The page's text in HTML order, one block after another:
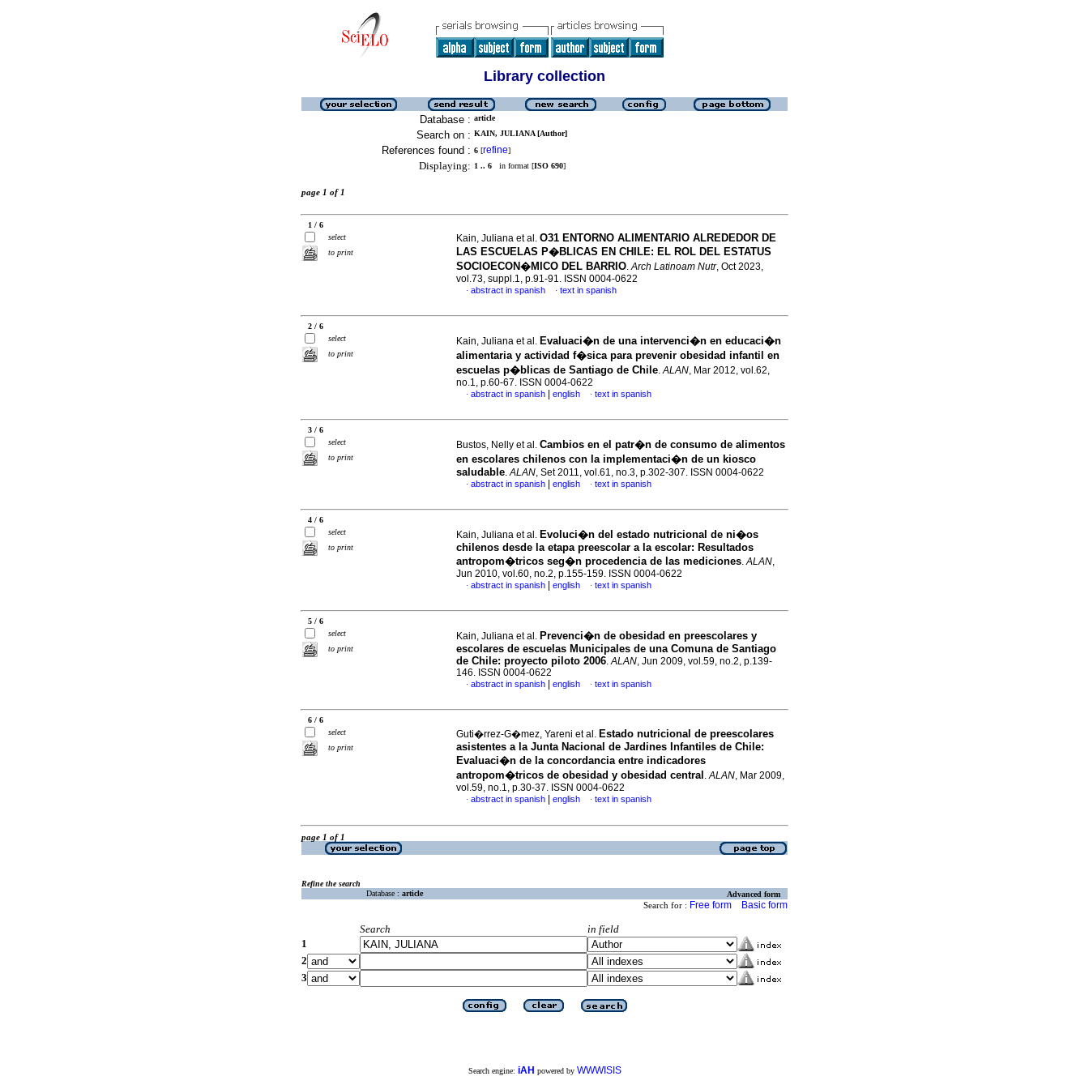
Library collection
Database : article
Search on : KAIN, JULIANA [Author]
References found : 6 [refine]
Displaying: 1 .. 6 in format [ISO 690]
page 1 of 1
1 / 6
select
to print
Kain, Juliana et al. O31 ENTORNO ALIMENTARIO ALREDEDOR DE
LAS ESCUELAS P�BLICAS EN CHILE: EL ROL DEL ESTATUS
SOCIOECON�MICO DEL BARRIO.Arch Latinoam Nutr, Oct 2023,
vol.73, suppl.1, p.91-91. ISSN 0004-0622
· abstract in spanish · text in spanish
2 / 6
select
to print
Kain, Juliana et al. Evaluaci�n de una intervenci�n en educaci�n
alimentaria y actividad f�sica para prevenir obesidad infantil en
escuelas p�blicas de Santiago de Chile.ALAN, Mar 2012, vol.62,
no.1, p.60-67. ISSN 0004-0622
· abstract in spanish english · text in spanish
3 / 6
select
to print
Bustos, Nelly et al. Cambios en el patr�n de consumo de alimentos
en escolares chilenos con la implementaci�n de un kiosco
saludable.ALAN, Set 2011, vol.61, no.3, p.302-307. ISSN 0004-0622
· abstract in spanish english · text in spanish
4 / 6
select
to print
Kain, Juliana et al. Evoluci�n del estado nutricional de ni�os
chilenos desde la etapa preescolar a la escolar: Resultados
antropom�tricos seg�n procedencia de las mediciones.ALAN,
Jun 2010, vol.60, no.2, p.155-159. ISSN 0004-0622
· abstract in spanish english · text in spanish
5 / 6
select
to print
Kain, Juliana et al. Prevenci�n de obesidad en preescolares y
escolares de escuelas Municipales de una Comuna de Santiago
de Chile: proyecto piloto 2006.ALAN, Jun 2009, vol.59, no.2, p.139-
146. ISSN 0004-0622
· abstract in spanish english · text in spanish
6 / 6
select
to print
Guti�rrez-G�mez, Yareni et al. Estado nutricional de preescolares
asistentes a la Junta Nacional de Jardines Infantiles de Chile:
Evaluaci�n de la concordancia entre indicadores
antropom�tricos de obesidad y obesidad central .ALAN, Mar 2009,
vol.59, no.1, p.30-37. ISSN 0004-0622
· abstract in spanish english · text in spanish
page 1 of 1
Refine the search
Database : article Advanced form
Search for : Free form Basic form
Search
in field
1
2
3
Search engine: iAH powered by WWWISIS